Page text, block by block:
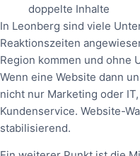
doppelte Inhalte
In Leonberg sind viele
Reaktionszeiten
Region kommen und ohne
Wenn eine Website dann
nicht nur Marketing oder
Kundenservice. Website-
stabilisierend.